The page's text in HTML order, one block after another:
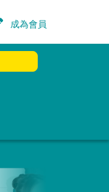
成為會員